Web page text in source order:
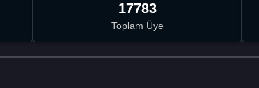
17783
Toplam Üye